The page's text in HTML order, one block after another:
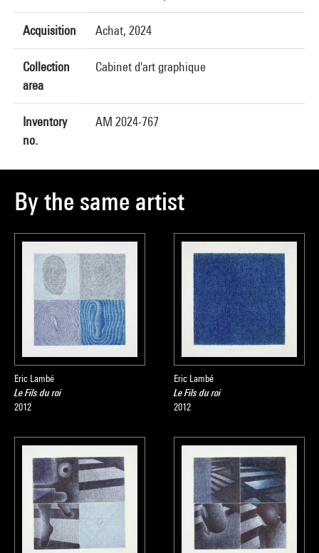
Acquisition Achat, 2024
Collection
area
Cabinet d'art graphique
Inventory
no.
AM 2024-767
By the same artist
Eric Lambé
Le Fils du roi
2012
Eric Lambé
Le Fils du roi
2012